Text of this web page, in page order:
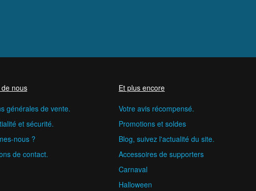
nous
générales de vente.
et sécurité.
nous ?
de contact.
Et plus encore
Votre avis récompensé.
Promotions et soldes
Blog, suivez l'actualité du site.
Accessoires de supporters
Carnaval
Halloween